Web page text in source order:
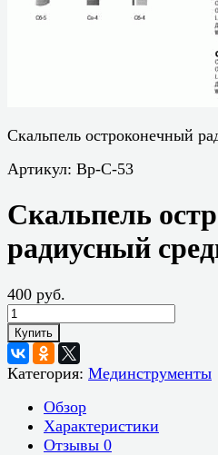
Скальпель остроконечный
Артикул: Вр-С-53
Скальпель
радиусный
400 руб.
Купить
Категория: Мединструменты
Обзор
Характеристики
Отзывы 0